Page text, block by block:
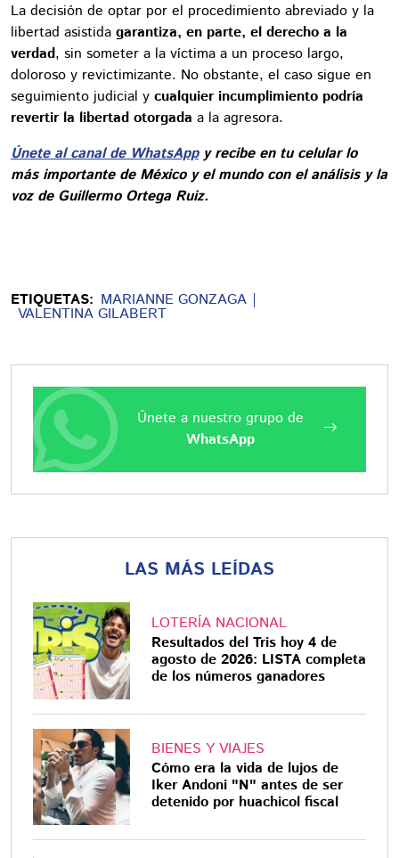
La decisión de optar por el procedimiento abreviado y la
libertad asistida garantiza, en parte, el derecho a la
verdad, sin someter a la víctima a un proceso largo,
doloroso y revictimizante. No obstante, el caso sigue en
seguimiento judicial y cualquier incumplimiento podría
revertir la libertad otorgada a la agresora.
Únete al canal de WhatsAppy recibe en tu celular lo
más importante de México y el mundo con el análisis y la
voz de Guillermo Ortega Ruiz.
ETIQUETAS: MARIANNE GONZAGA
VALENTINA GILABERT
Únete a nuestro grupo de
WhatsApp
LAS MÁS LEÍDAS
LOTERÍA NACIONAL
Resultados del Tris hoy 4 de
agosto de 2026: LISTA completa
de los números ganadores
BIENES Y VIAJES
Cómo era la vida de lujos de
Iker Andoni "N" antes de ser
detenido por huachicol fiscal